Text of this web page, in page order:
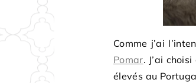
Comme j’ai
Pomar. J’ai
élevés au